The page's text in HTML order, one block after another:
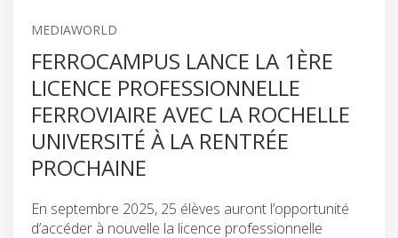
MEDIAWORLD
FERROCAMPUS LANCE LA 1ÈRE
LICENCE PROFESSIONNELLE
FERROVIAIRE AVEC LA ROCHELLE
UNIVERSITÉ À LA RENTRÉE
PROCHAINE
En septembre 2025, 25 élèves auront l’opportunité
d’accéder à nouvelle la licence professionnelle